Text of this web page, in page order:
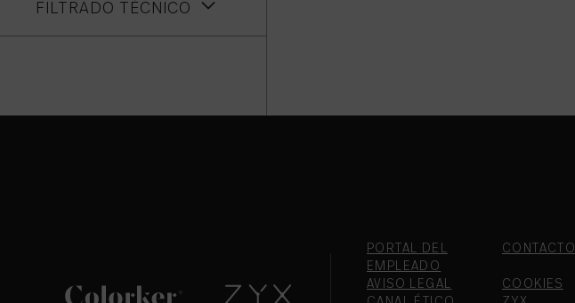
FILTRADO TÉCNICO
PORTAL DEL
EMPLEADO
CONTACTO
AVISO LEGAL
COOKIES